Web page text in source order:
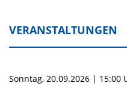
VERANSTALTUNGEN
Sonntag, 20.09.2026 | 15:00